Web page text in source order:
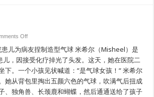
Offon
儿为病友捏制造型气球 米希尔（Misheel）是
儿，因接受化疗掉光了头发。这天，她在医院二
下。一个小孩见状喊道：”是气球女孩！” 米希尔
她从背包里掏出五颜六色的气球，吹满气后扭成
、独角兽、长颈鹿和蝴蝶，然后通通送给了孩子